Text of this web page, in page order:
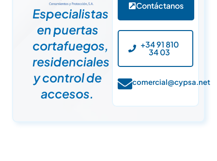
Especialistas
en puertas
cortafuegos,
residenciales
y control de
accesos.
Contáctanos
+34 91 810
34 03
comercial@cypsa.net